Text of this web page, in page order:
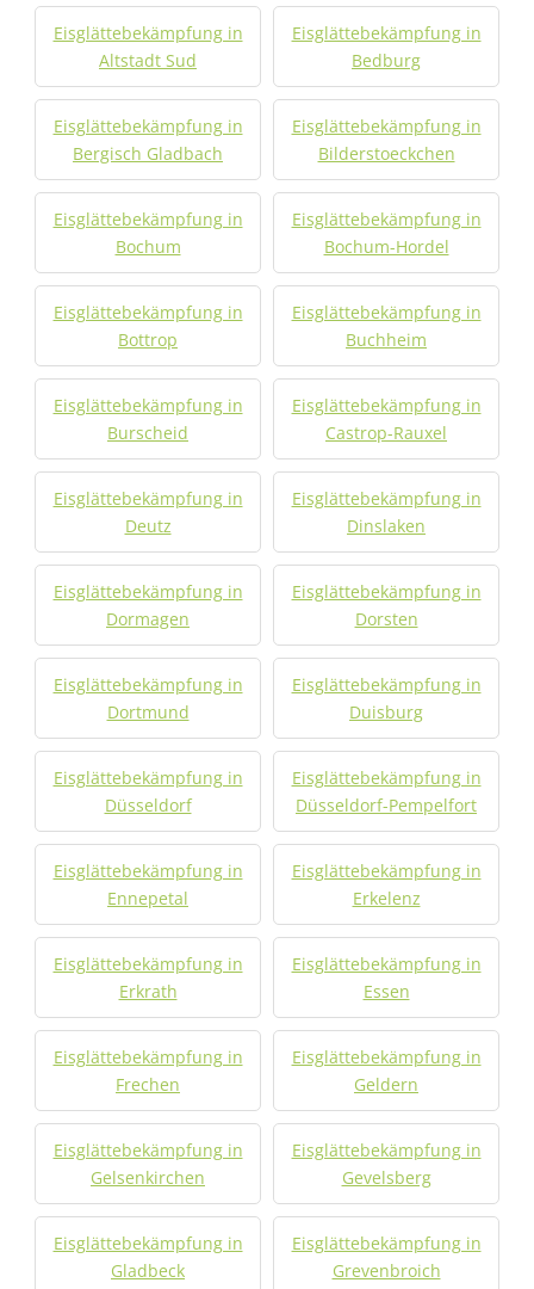
Eisglättebekämpfung in
Altstadt Sud
Eisglättebekämpfung in
Bedburg
Eisglättebekämpfung in
Bergisch Gladbach
Eisglättebekämpfung in
Bilderstoeckchen
Eisglättebekämpfung in
Bochum
Eisglättebekämpfung in
Bochum-Hordel
Eisglättebekämpfung in
Bottrop
Eisglättebekämpfung in
Buchheim
Eisglättebekämpfung in
Burscheid
Eisglättebekämpfung in
Castrop-Rauxel
Eisglättebekämpfung in
Deutz
Eisglättebekämpfung in
Dinslaken
Eisglättebekämpfung in
Dormagen
Eisglättebekämpfung in
Dorsten
Eisglättebekämpfung in
Dortmund
Eisglättebekämpfung in
Duisburg
Eisglättebekämpfung in
Düsseldorf
Eisglättebekämpfung in
Düsseldorf-Pempelfort
Eisglättebekämpfung in
Ennepetal
Eisglättebekämpfung in
Erkelenz
Eisglättebekämpfung in
Erkrath
Eisglättebekämpfung in
Essen
Eisglättebekämpfung in
Frechen
Eisglättebekämpfung in
Geldern
Eisglättebekämpfung in
Gelsenkirchen
Eisglättebekämpfung in
Gevelsberg
Eisglättebekämpfung in
Gladbeck
Eisglättebekämpfung in
Grevenbroich